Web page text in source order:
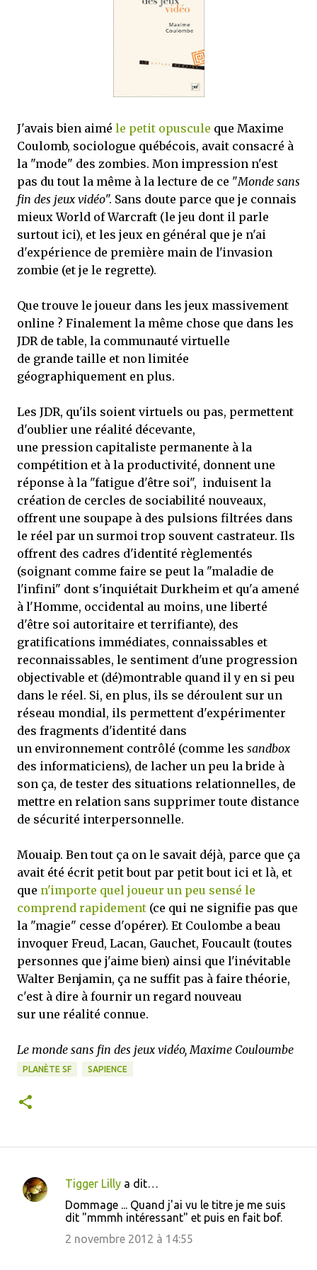
que Thomas connaissait et appréciait Olivier. Marlowe découvre une ville qu’il
ne connaissait pas, habitée par la méfiance, la peur et le rigorisme de la Ligue,
une ville pleine de mystères et de vieilles rancœurs. La Dame d...
J'avais bien aimé le petit opuscule que Maxime
Coulomb, sociologue québécois, avait consacré à
la "mode" des zombies. Mon impression n'est
pas du tout la même à la lecture de ce "Monde sans
fin des jeux vidéo". Sans doute parce que je connais
mieux World of Warcraft (le jeu dont il parle
surtout ici), et les jeux en général que je n'ai
d'expérience de première main de l'invasion
zombie (et je le regrette).
Que trouve le joueur dans les jeux massivement
online ? Finalement la même chose que dans les
JDR de table, la communauté virtuelle
de grande taille et non limitée
géographiquement en plus.
Les JDR, qu'ils soient virtuels ou pas, permettent
d'oublier une réalité décevante,
une pression capitaliste permanente à la
compétition et à la productivité, donnent une
réponse à la "fatigue d'être soi", induisent la
création de cercles de sociabilité nouveaux,
offrent une soupape à des pulsions filtrées dans
le réel par un surmoi trop souvent castrateur. Ils
offrent des cadres d'identité règlementés
(soignant comme faire se peut la "maladie de
l'infini" dont s'inquiétait Durkheim et qu'a amené
à l'Homme, occidental au moins, une liberté
d'être soi autoritaire et terrifiante), des
gratifications immédiates, connaissables et
reconnaissables, le sentiment d'une progression
objectivable et (dé)montrable quand il y en si peu
dans le réel. Si, en plus, ils se déroulent sur un
réseau mondial, ils permettent d'expérimenter
des fragments d'identité dans
un environnement contrôlé (comme les sandbox
des informaticiens), de lacher un peu la bride à
son ça, de tester des situations relationnelles, de
mettre en relation sans supprimer toute distance
de sécurité interpersonnelle.
Mouaip. Ben tout ça on le savait déjà, parce que ça
avait été écrit petit bout par petit bout ici et là, et
que n'importe quel joueur un peu sensé le
comprend rapidement (ce qui ne signifie pas que
la "magie" cesse d'opérer). Et Coulombe a beau
invoquer Freud, Lacan, Gauchet, Foucault (toutes
personnes que j'aime bien) ainsi que l'inévitable
Walter Benjamin, ça ne suffit pas à faire théorie,
c'est à dire à fournir un regard nouveau
sur une réalité connue.
Le monde sans fin des jeux vidéo, Maxime Couloumbe
PLANÈTE SF SAPIENCE
C
Tigger Lilly a dit…
Dommage ... Quand j'ai vu le titre je me suis
dit "mmmh intéressant" et puis en fait bof.
2 novembre 2012 à 14:55